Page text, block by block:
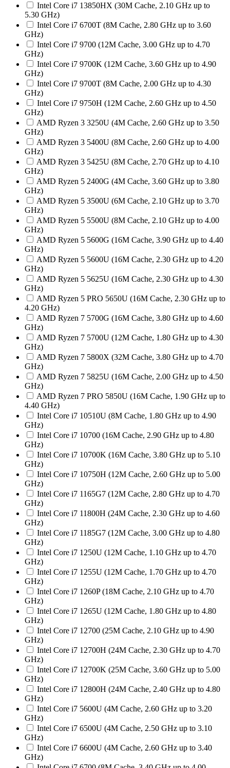
Intel Core i7 13850HX (30M Cache, 2.10 GHz up to
5.30 GHz)
Intel Core i7 6700T (8M Cache, 2.80 GHz up to 3.60
GHz)
Intel Core i7 9700 (12M Cache, 3.00 GHz up to 4.70
GHz)
Intel Core i7 9700K (12M Cache, 3.60 GHz up to 4.90
GHz)
Intel Core i7 9700T (8M Cache, 2.00 GHz up to 4.30
GHz)
Intel Core i7 9750H (12M Cache, 2.60 GHz up to 4.50
GHz)
AMD Ryzen 3 3250U (4M Cache, 2.60 GHz up to 3.50
GHz)
AMD Ryzen 3 5400U (8M Cache, 2.60 GHz up to 4.00
GHz)
AMD Ryzen 3 5425U (8M Cache, 2.70 GHz up to 4.10
GHz)
AMD Ryzen 5 2400G (4M Cache, 3.60 GHz up to 3.80
GHz)
AMD Ryzen 5 3500U (6M Cache, 2.10 GHz up to 3.70
GHz)
AMD Ryzen 5 5500U (8M Cache, 2.10 GHz up to 4.00
GHz)
AMD Ryzen 5 5600G (16M Cache, 3.90 GHz up to 4.40
GHz)
AMD Ryzen 5 5600U (16M Cache, 2.30 GHz up to 4.20
GHz)
AMD Ryzen 5 5625U (16M Cache, 2.30 GHz up to 4.30
GHz)
AMD Ryzen 5 PRO 5650U (16M Cache, 2.30 GHz up to
4.20 GHz)
AMD Ryzen 7 5700G (16M Cache, 3.80 GHz up to 4.60
GHz)
AMD Ryzen 7 5700U (12M Cache, 1.80 GHz up to 4.30
GHz)
AMD Ryzen 7 5800X (32M Cache, 3.80 GHz up to 4.70
GHz)
AMD Ryzen 7 5825U (16M Cache, 2.00 GHz up to 4.50
GHz)
AMD Ryzen 7 PRO 5850U (16M Cache, 1.90 GHz up to
4.40 GHz)
Intel Core i7 10510U (8M Cache, 1.80 GHz up to 4.90
GHz)
Intel Core i7 10700 (16M Cache, 2.90 GHz up to 4.80
GHz)
Intel Core i7 10700K (16M Cache, 3.80 GHz up to 5.10
GHz)
Intel Core i7 10750H (12M Cache, 2.60 GHz up to 5.00
GHz)
Intel Core i7 1165G7 (12M Cache, 2.80 GHz up to 4.70
GHz)
Intel Core i7 11800H (24M Cache, 2.30 GHz up to 4.60
GHz)
Intel Core i7 1185G7 (12M Cache, 3.00 GHz up to 4.80
GHz)
Intel Core i7 1250U (12M Cache, 1.10 GHz up to 4.70
GHz)
Intel Core i7 1255U (12M Cache, 1.70 GHz up to 4.70
GHz)
Intel Core i7 1260P (18M Cache, 2.10 GHz up to 4.70
GHz)
Intel Core i7 1265U (12M Cache, 1.80 GHz up to 4.80
GHz)
Intel Core i7 12700 (25M Cache, 2.10 GHz up to 4.90
GHz)
Intel Core i7 12700H (24M Cache, 2.30 GHz up to 4.70
GHz)
Intel Core i7 12700K (25M Cache, 3.60 GHz up to 5.00
GHz)
Intel Core i7 12800H (24M Cache, 2.40 GHz up to 4.80
GHz)
Intel Core i7 5600U (4M Cache, 2.60 GHz up to 3.20
GHz)
Intel Core i7 6500U (4M Cache, 2.50 GHz up to 3.10
GHz)
Intel Core i7 6600U (4M Cache, 2.60 GHz up to 3.40
GHz)